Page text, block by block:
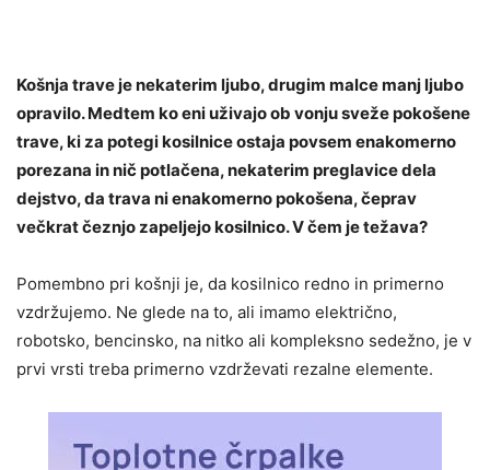
Košnja trave je nekaterim ljubo, drugim malce manj ljubo
opravilo. Medtem ko eni uživajo ob vonju sveže pokošene
trave, ki za potegi kosilnice ostaja povsem enakomerno
porezana in nič potlačena, nekaterim preglavice dela
dejstvo, da trava ni enakomerno pokošena, čeprav
večkrat čeznjo zapeljejo kosilnico. V čem je težava?
Pomembno pri košnji je, da kosilnico redno in primerno
vzdržujemo. Ne glede na to, ali imamo električno,
robotsko, bencinsko, na nitko ali kompleksno sedežno, je v
prvi vrsti treba primerno vzdrževati rezalne elemente.